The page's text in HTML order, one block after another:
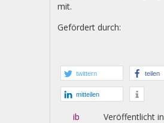
mit.
Gefördert durch:
twittern teilen
mitteilen
ib Veröffentlicht in